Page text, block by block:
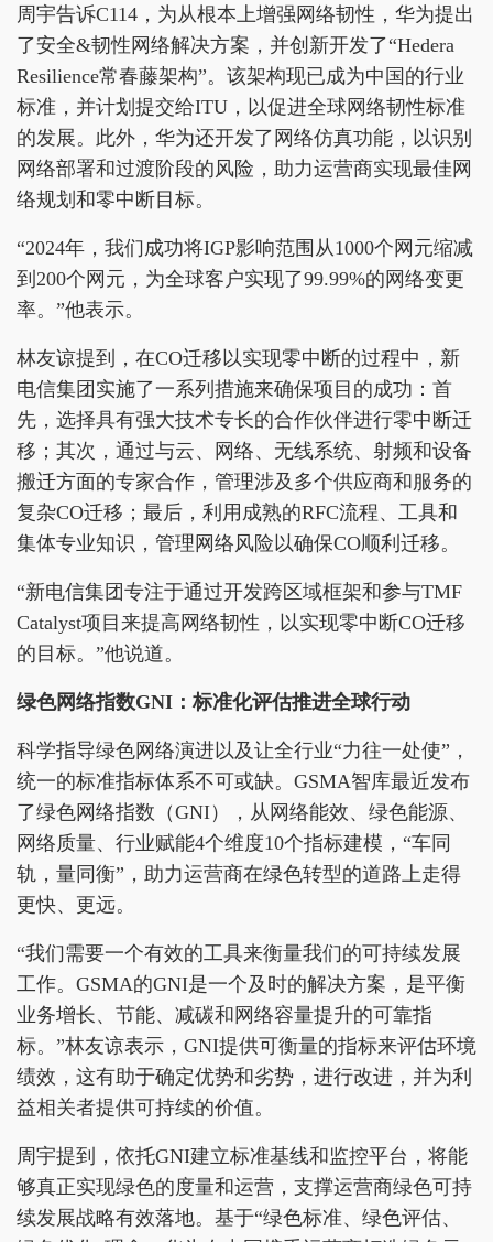
周宇告诉C114，为从根本上增强网络韧性，华为提出
了安全&韧性网络解决方案，并创新开发了“Hedera
Resilience常春藤架构”。该架构现已成为中国的行业
标准，并计划提交给ITU，以促进全球网络韧性标准
的发展。此外，华为还开发了网络仿真功能，以识别
网络部署和过渡阶段的风险，助力运营商实现最佳网
络规划和零中断目标。
“2024年，我们成功将IGP影响范围从1000个网元缩减
到200个网元，为全球客户实现了99.99%的网络变更
率。”他表示。
林友谅提到，在CO迁移以实现零中断的过程中，新
电信集团实施了一系列措施来确保项目的成功：首
先，选择具有强大技术专长的合作伙伴进行零中断迁
移；其次，通过与云、网络、无线系统、射频和设备
搬迁方面的专家合作，管理涉及多个供应商和服务的
复杂CO迁移；最后，利用成熟的RFC流程、工具和
集体专业知识，管理网络风险以确保CO顺利迁移。
“新电信集团专注于通过开发跨区域框架和参与TMF
Catalyst项目来提高网络韧性，以实现零中断CO迁移
的目标。”他说道。
绿色网络指数GNI：标准化评估推进全球行动
科学指导绿色网络演进以及让全行业“力往一处使”，
统一的标准指标体系不可或缺。GSMA智库最近发布
了绿色网络指数（GNI），从网络能效、绿色能源、
网络质量、行业赋能4个维度10个指标建模，“车同
轨，量同衡”，助力运营商在绿色转型的道路上走得
更快、更远。
“我们需要一个有效的工具来衡量我们的可持续发展
工作。GSMA的GNI是一个及时的解决方案，是平衡
业务增长、节能、减碳和网络容量提升的可靠指
标。”林友谅表示，GNI提供可衡量的指标来评估环境
绩效，这有助于确定优势和劣势，进行改进，并为利
益相关者提供可持续的价值。
周宇提到，依托GNI建立标准基线和监控平台，将能
够真正实现绿色的度量和运营，支撑运营商绿色可持
续发展战略有效落地。基于“绿色标准、绿色评估、